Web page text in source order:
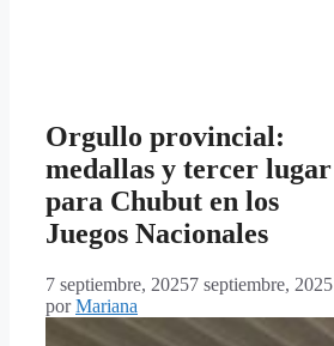
Orgullo provincial:
medallas y tercer lugar
para Chubut en los
Juegos Nacionales
7 septiembre, 20257 septiembre, 2025
porMariana